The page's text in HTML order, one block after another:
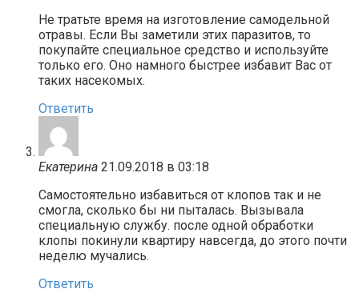
Не тратьте время на изготовление самодельной
отравы. Если Вы заметили этих паразитов, то
покупайте специальное средство и используйте
только его. Оно намного быстрее избавит Вас от
таких насекомых.
Ответить
Екатерина 21.09.2018 в 03:18
Самостоятельно избавиться от клопов так и не
смогла, сколько бы ни пыталась. Вызывала
специальную службу. после одной обработки
клопы покинули квартиру навсегда, до этого почти
неделю мучались.
Ответить